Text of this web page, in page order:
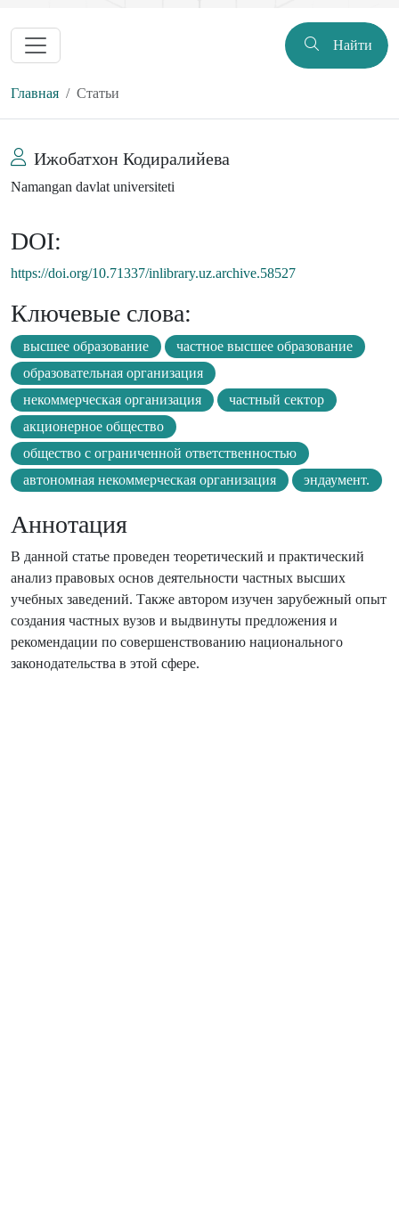
Найти
Главная Статьи
Ижобатхон Кодиралийева
Namangan davlat universiteti
DOI:
https://doi.org/10.71337/inlibrary.uz.archive.58527
Ключевые слова:
высшее образование
частное высшее образование
образовательная организация
некоммерческая организация
частный сектор
акционерное общество
общество с ограниченной ответственностью
автономная некоммерческая организация
эндаумент.
Аннотация
В данной статье проведен теоретический и практический
анализ правовых основ деятельности частных высших
учебных заведений. Также автором изучен зарубежный опыт
создания частных вузов и выдвинуты предложения и
рекомендации по совершенствованию национального
законодательства в этой сфере.